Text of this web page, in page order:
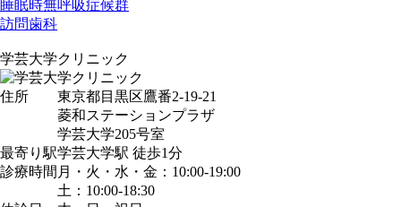
睡眠時無呼吸症候群
訪問歯科
学芸大学クリニック
住所
東京都目黒区鷹番2-19-21
菱和ステーションプラザ
学芸大学205号室
最寄り駅学芸大学駅 徒歩1分
診療時間 月・火・水・金：10:00-19:00
土：10:00-18:30